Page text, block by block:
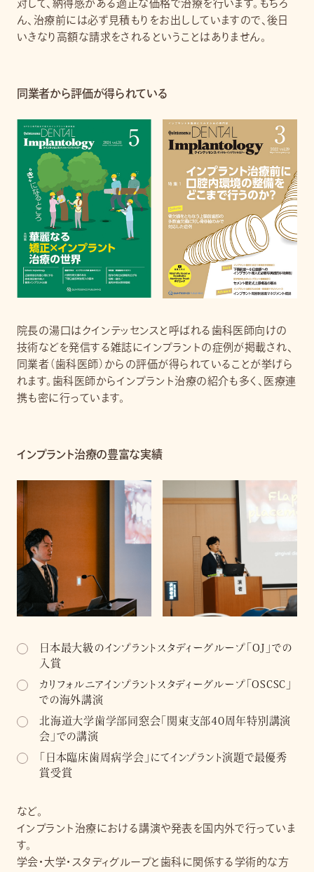
対して、納得感がある適正な価格で治療を行います。もちろ
ん、治療前には必ず見積もりをお出ししていますので、後日
いきなり高額な請求をされるということはありません。
同業者から評価が得られている
院長の湯口はクインテッセンスと呼ばれる歯科医師向けの
技術などを発信する雑誌にインプラントの症例が掲載され、
同業者（歯科医師）からの評価が得られていることが挙げら
れます。歯科医師からインプラント治療の紹介も多く、医療連
携も密に行っています。
インプラント治療の豊富な実績
日本最大級のインプラントスタディーグループ「OJ」での
入賞
カリフォルニアインプラントスタディーグループ「OSCSC」
での海外講演
北海道大学歯学部同窓会「関東支部40周年特別講演
会」での講演
「日本臨床歯周病学会」にてインプラント演題で最優秀
賞受賞
など。
インプラント治療における講演や発表を国内外で行っていま
す。
学会・大学・スタディグループと歯科に関係する学術的な方